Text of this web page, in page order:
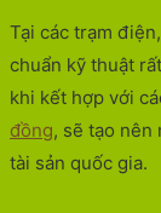
Tại các trạm
chuẩn kỹ thuật
khi kết hợp với
đồng, sẽ tạo nên
tài sản quốc gia.